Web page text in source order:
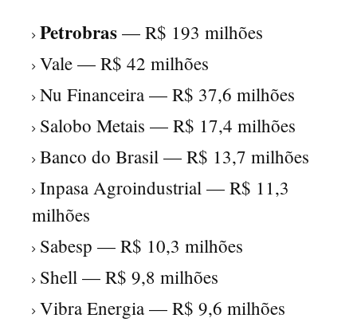
Petrobras — R$ 193 milhões
Vale — R$ 42 milhões
Nu Financeira — R$ 37,6 milhões
Salobo Metais — R$ 17,4 milhões
Banco do Brasil — R$ 13,7 milhões
Inpasa Agroindustrial — R$ 11,3
milhões
Sabesp — R$ 10,3 milhões
Shell — R$ 9,8 milhões
Vibra Energia — R$ 9,6 milhões